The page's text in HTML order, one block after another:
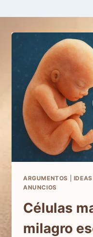
ARGUMENTOS
ANUNCIOS
Células
milagro